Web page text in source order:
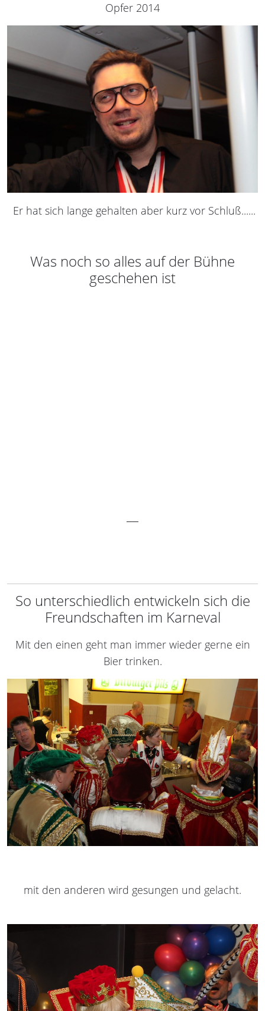
Opfer 2014
Er hat sich lange gehalten aber kurz vor Schluß......
Was noch so alles auf der Bühne
geschehen ist
So unterschiedlich entwickeln sich die
Freundschaften im Karneval
Mit den einen geht man immer wieder gerne ein
Bier trinken.
mit den anderen wird gesungen und gelacht.